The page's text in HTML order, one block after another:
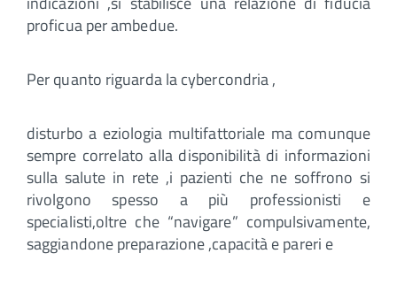
proficua per ambedue.
Per quanto riguarda la cybercondria ,
disturbo a eziologia multifattoriale ma comunque
sempre correlato alla disponibilità di informazioni
sulla salute in rete ,i pazienti che ne soffrono si
rivolgono spesso a più professionisti e
specialisti,oltre che “navigare” compulsivamente,
saggiandone preparazione ,capacità e pareri e